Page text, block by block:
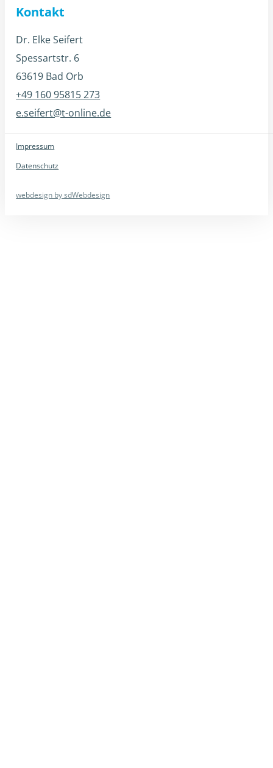
Kontakt
Dr. Elke Seifert
Spessartstr. 6
63619 Bad Orb
+49 160 95815 273
e.seifert@t-online.de
Impressum
Datenschutz
webdesign by sdWebdesign